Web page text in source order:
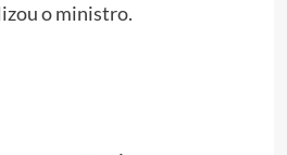
o ministro.